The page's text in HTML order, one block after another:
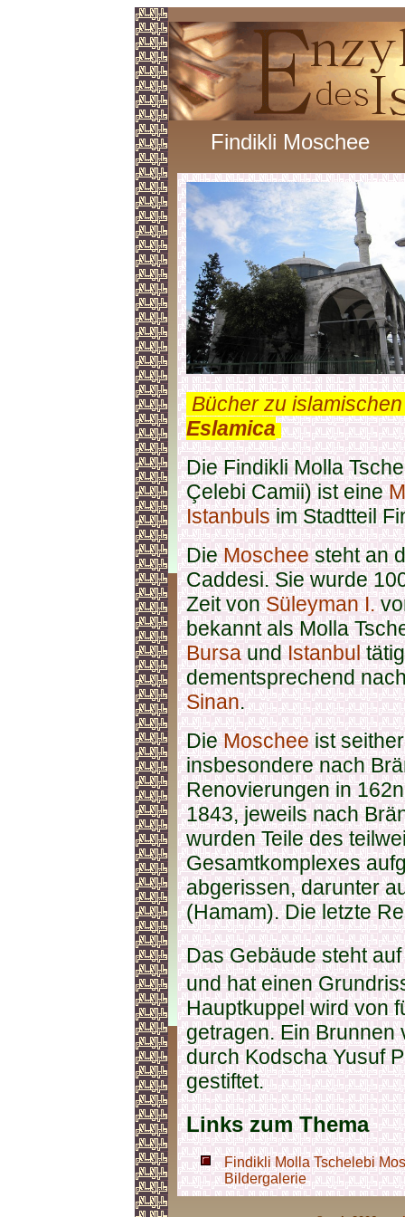
Findikli Moschee
Bücher zu
Eslamica.
Die Findikli Molla
Çelebi Camii) ist eine
Istanbulsim Stadtteil
DieMoscheesteht an
Caddesi. Sie wurde
Zeit vonSüleyman I.
bekannt als Molla
BursaundIstanbul
dementsprechend
Sinan.
DieMoscheeist
insbesondere nach
Renovierungen in
1843, jeweils nach
wurden Teile des
Gesamtkomplexes
abgerissen, darunter
(Hamam). Die letzte
Das Gebäude steht
und hat einen
Hauptkuppel wird von
getragen. Ein
durch Kodscha Yusuf
gestiftet.
Links zum Thema
Findikli Molla Tschelebi
Bildergalerie